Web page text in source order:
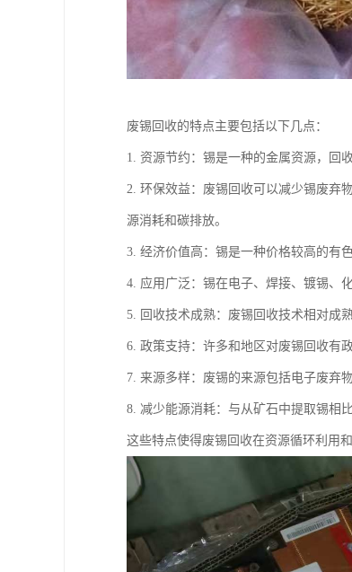
废锡回收的特点主要包括以下几点：
1. 资源节约：锡是一种的金属资源，回
2. 环保效益：废锡回收可以减少锡废弃
源消耗和碳排放。
3. 经济价值高：锡是一种价格较高的有
4. 应用广泛：锡在电子、焊接、镀锡、
5. 回收技术成熟：废锡回收技术相对成
6. 政策支持：许多和地区对废锡回收有
7. 来源多样：废锡的来源包括电子废弃
8. 减少能源消耗：与从矿石中提取锡相
这些特点使得废锡回收在资源循环利用